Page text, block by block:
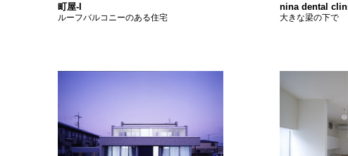
町屋-I
ルーフバルコニーのある住宅
nina dental
大きな梁の下で